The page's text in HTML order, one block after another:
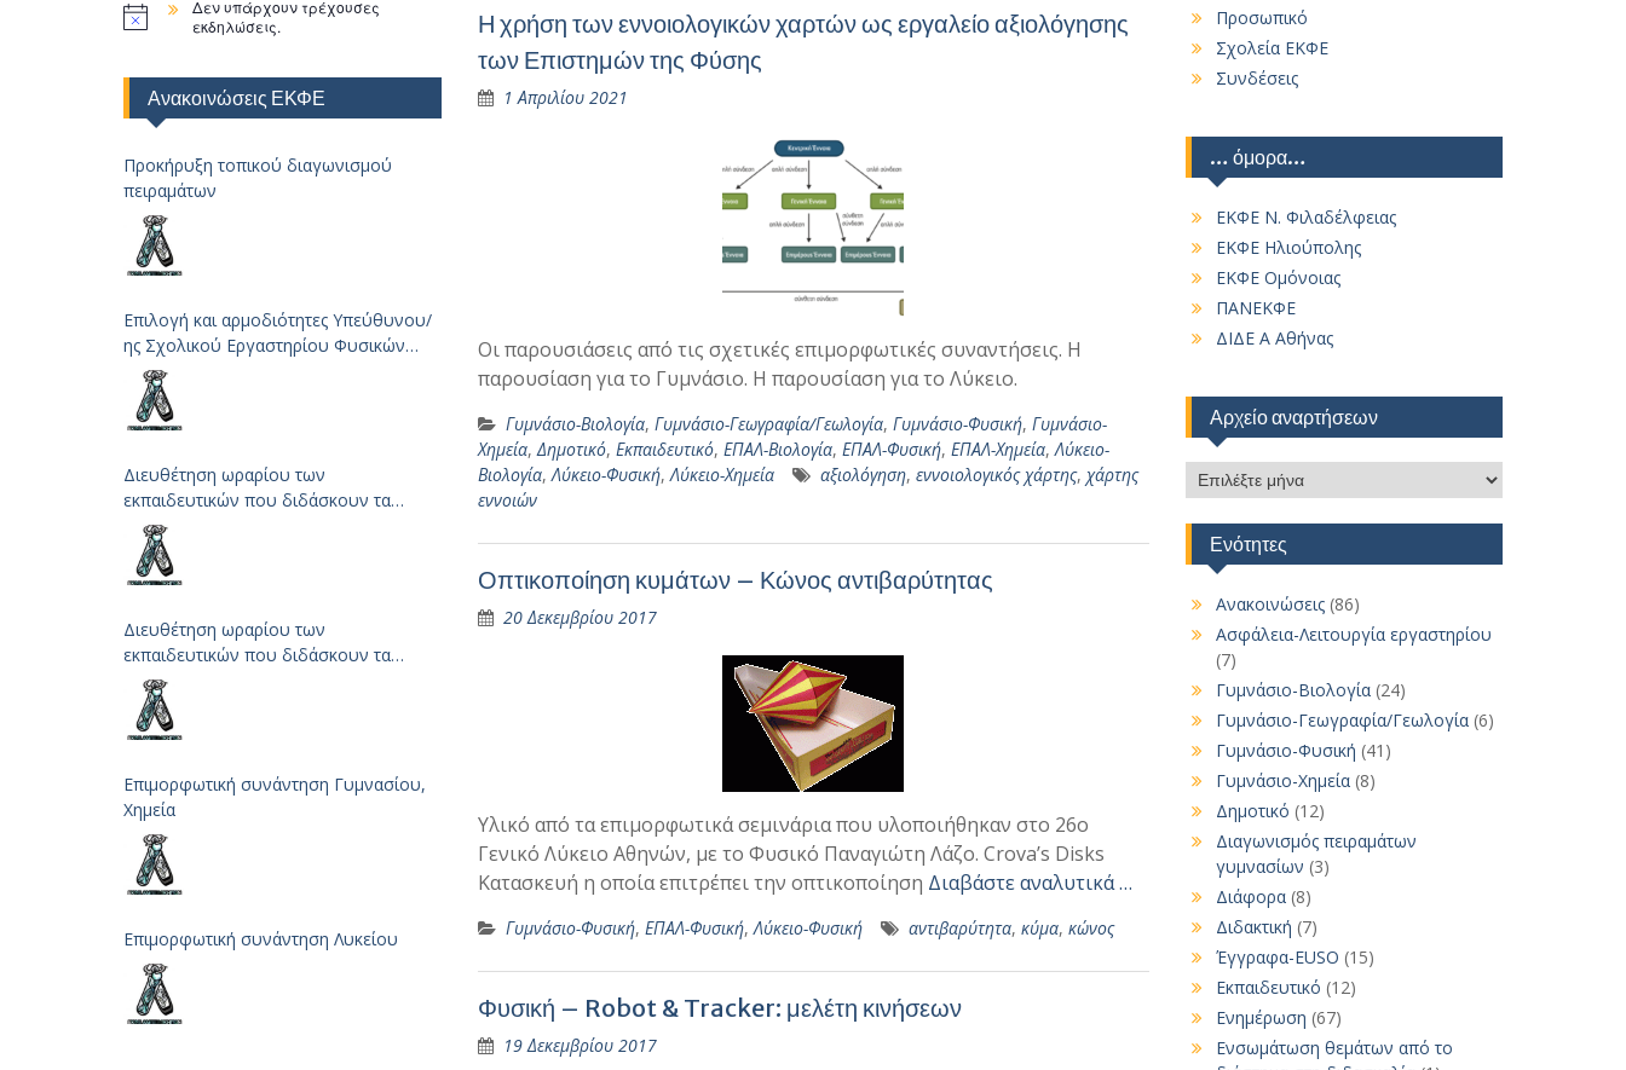
Η χρήση των εννοιολογικών χαρτών ως εργαλείο αξιολόγησης
των Επιστημών της Φύσης
1 Απριλίου 2021
Οι παρουσιάσεις από τις σχετικές επιμορφωτικές συναντήσεις. Η
παρουσίαση για το Γυμνάσιο. Η παρουσίαση για το Λύκειο.
Γυμνάσιο-Βιολογία, Γυμνάσιο-Γεωγραφία/Γεωλογία, Γυμνάσιο-Φυσική, Γυμνάσιο-
Χημεία,Δημοτικό, Εκπαιδευτικό, ΕΠΑΛ-Βιολογία, ΕΠΑΛ-Φυσική, ΕΠΑΛ-Χημεία,Λύκειο-
Βιολογία,Λύκειο-Φυσική,Λύκειο-Χημεία αξιολόγηση, εννοιολογικός χάρτης, χάρτης
εννοιών
Οπτικοποίηση κυμάτων – Κώνος αντιβαρύτητας
20 Δεκεμβρίου 2017
Υλικό από τα επιμορφωτικά σεμινάρια που υλοποιήθηκαν στο 26ο
Γενικό Λύκειο Αθηνών, με το Φυσικό Παναγιώτη Λάζο. Crova’s Disks
Κατασκευή η οποία επιτρέπει την οπτικοποίηση Διαβάστε αναλυτικά …
Γυμνάσιο-Φυσική, ΕΠΑΛ-Φυσική,Λύκειο-Φυσική αντιβαρύτητα, κύμα, κώνος
Φυσική – Robot & Tracker: μελέτη κινήσεων
19 Δεκεμβρίου 2017
Προσωπικό
Σχολεία ΕΚΦΕ
Συνδέσεις
… όμορα…
ΕΚΦΕ Ν. Φιλαδέλφειας
ΕΚΦΕ Ηλιούπολης
ΕΚΦΕ Ομόνοιας
ΠΑΝΕΚΦΕ
ΔΙΔΕ Α Αθήνας
Αρχείο αναρτήσεων
Αρχείο
αναρτήσεων
Ενότητες
Ανακοινώσεις(86)
Ασφάλεια-Λειτουργία εργαστηρίου
(7)
Γυμνάσιο-Βιολογία(24)
Γυμνάσιο-Γεωγραφία/Γεωλογία(6)
Γυμνάσιο-Φυσική (41)
Γυμνάσιο-Χημεία(8)
Δημοτικό (12)
Διαγωνισμός πειραμάτων
γυμνασίων (3)
Διάφορα(8)
Διδακτική (7)
Έγγραφα-EUSO (15)
Εκπαιδευτικό (12)
Ενημέρωση (67)
Ενσωμάτωση θεμάτων από το
Δεν υπάρχουν τρέχουσες
εκδηλώσεις.
Ανακοινώσεις ΕΚΦΕ
Προκήρυξη τοπικού διαγωνισμού
πειραμάτων
Επιλογή και αρμοδιότητες Υπεύθυνου/
ης Σχολικού Εργαστηρίου Φυσικών
Επιστημών
Διευθέτηση ωραρίου των
εκπαιδευτικών που διδάσκουν τα
μαθήματα των Φυσικών Επιστημών
Διευθέτηση ωραρίου των
εκπαιδευτικών που διδάσκουν τα
μαθήματα των Φυσικών Επιστημών
Επιμορφωτική συνάντηση Γυμνασίου,
Χημεία
Επιμορφωτική συνάντηση Λυκείου